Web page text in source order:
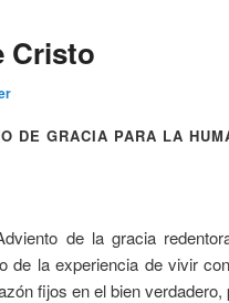
Cristo
DE GRACIA PARA LA
de la gracia
de la experiencia de vivir
fijos en el bien verdadero,